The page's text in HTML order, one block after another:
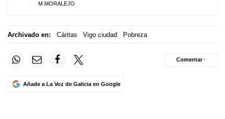
M.MORALEJO
Archivado en: Cáritas Vigo ciudad Pobreza
Añade a La Voz de Galicia en Google
Comentar ·